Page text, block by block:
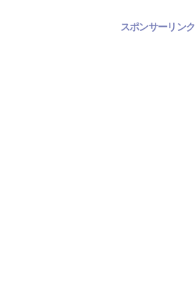
スポンサーリンク